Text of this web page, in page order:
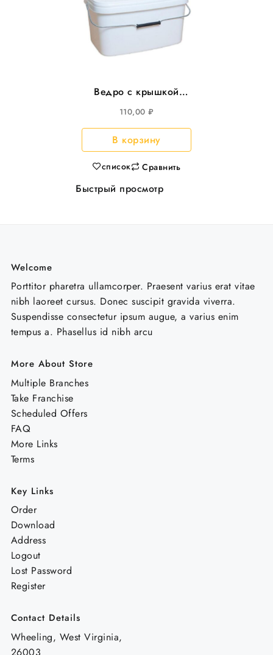
Ведро с крышкой
5,8л прямоуг
293*198мм, с
металл.ручкой 25шт/
уп
110,00 ₽
В корзину
список Сравнить
Быстрый просмотр
Welcome
Porttitor pharetra ullamcorper. Praesent varius erat vitae
nibh laoreet cursus. Donec suscipit gravida viverra.
Suspendisse consectetur ipsum augue, a varius enim
tempus a. Phasellus id nibh arcu
More About Store
Multiple Branches
Take Franchise
Scheduled Offers
FAQ
More Links
Terms
Key Links
Order
Download
Address
Logout
Lost Password
Register
Contact Details
Wheeling, West Virginia,
26003